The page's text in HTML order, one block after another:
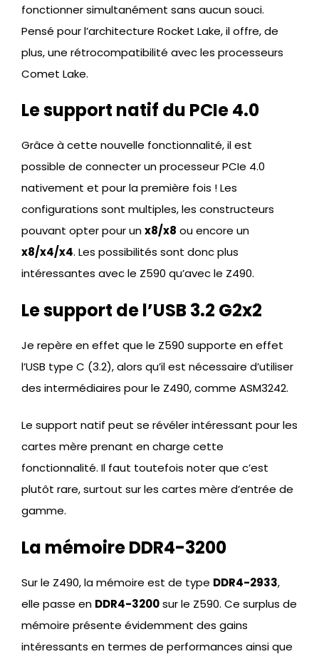
fonctionner simultanément sans aucun souci.
Pensé pour l’architecture Rocket Lake, il offre, de
plus, une rétrocompatibilité avec les processeurs
Comet Lake.
Le support natif du PCIe 4.0
Grâce à cette nouvelle fonctionnalité, il est
possible de connecter un processeur PCIe 4.0
nativement et pour la première fois ! Les
configurations sont multiples, les constructeurs
pouvant opter pour unx8/x8 ou encore un
x8/x4/x4. Les possibilités sont donc plus
intéressantes avec le Z590 qu’avec le Z490.
Le support de l’USB 3.2 G2x2
Je repère en effet que le Z590 supporte en effet
l’USB type C (3.2), alors qu’il est nécessaire d’utiliser
des intermédiaires pour le Z490, comme ASM3242.
Le support natif peut se révéler intéressant pour les
cartes mère prenant en charge cette
fonctionnalité. Il faut toutefois noter que c’est
plutôt rare, surtout sur les cartes mère d’entrée de
gamme.
La mémoire DDR4-3200
Sur le Z490, la mémoire est de type DDR4-2933,
elle passe en DDR4-3200sur le Z590. Ce surplus de
mémoire présente évidemment des gains
intéressants en termes de performances ainsi que